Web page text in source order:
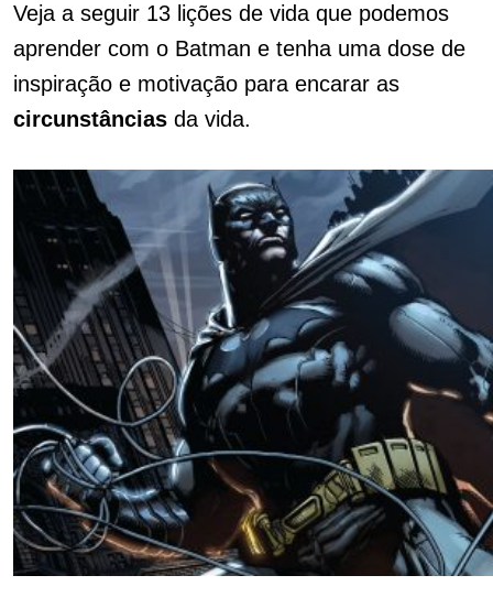
Veja a seguir 13 lições de vida que podemos
aprender com o Batman e tenha uma dose de
inspiração e motivação para encarar as
circunstâncias da vida.